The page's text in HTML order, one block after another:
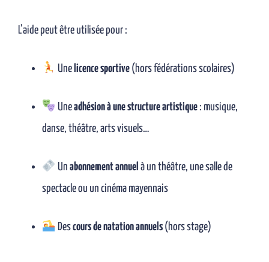
L’aide peut être utilisée pour :
Une licence sportive(hors fédérations scolaires)
Uneadhésion à une structure artistique: musique,
danse, théâtre, arts visuels…
Un abonnement annuel à un théâtre, une salle de
spectacle ou un cinéma mayennais
Descours de natation annuels(hors stage)